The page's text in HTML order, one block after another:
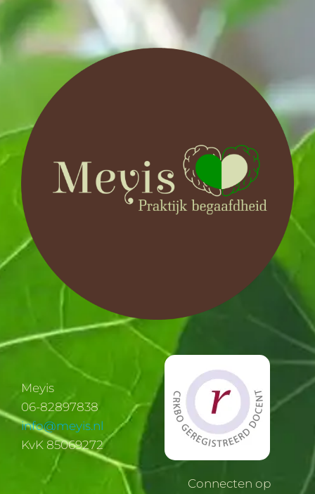
Meyis
06-82897838
info@meyis.nl
KvK 85069272
Connecten op